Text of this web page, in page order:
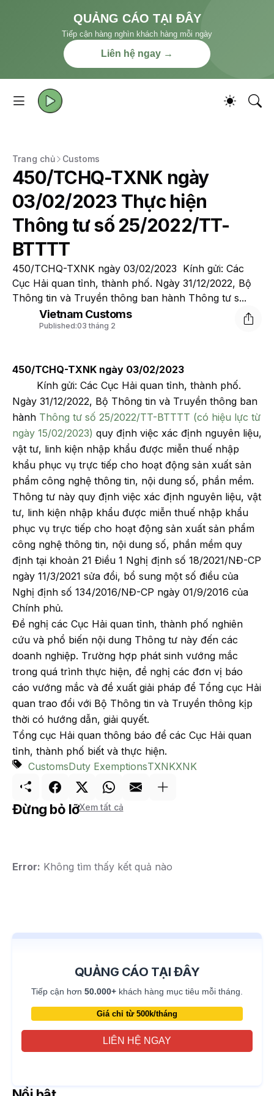
QUẢNG CÁO TẠI ĐÂY
Tiếp cận hàng nghìn khách hàng mỗi ngày
Liên hệ ngay →
Trang chủ Customs
450/TCHQ-TXNK ngày
03/02/2023 Thực hiện
Thông tư số 25/2022/TT-
BTTTT
450/TCHQ-TXNK ngày 03/02/2023 Kính gửi: Các
Cục Hải quan tỉnh, thành phố. Ngày 31/12/2022, Bộ
Thông tin và Truyền thông ban hành Thông tư s...
Vietnam Customs
Published:03 tháng 2
450/TCHQ-TXNK ngày 03/02/2023
Kính gửi: Các Cục Hải quan tỉnh, thành phố.
Ngày 31/12/2022, Bộ Thông tin và Truyền thông ban
hành Thông tư số 25/2022/TT-BTTTT (có hiệu lực từ
ngày 15/02/2023) quy định việc xác định nguyên liệu,
vật tư, linh kiện nhập khẩu được miễn thuế nhập
khẩu phục vụ trực tiếp cho hoạt động sản xuất sản
phẩm công nghệ thông tin, nội dung số, phần mềm.
Thông tư này quy định việc xác định nguyên liệu, vật
tư, linh kiện nhập khẩu được miễn thuế nhập khẩu
phục vụ trực tiếp cho hoạt động sản xuất sản phẩm
công nghệ thông tin, nội dung số, phần mềm quy
định tại khoản 21 Điều 1 Nghị định số 18/2021/NĐ-CP
ngày 11/3/2021 sửa đổi, bổ sung một số điều của
Nghị định số 134/2016/NĐ-CP ngày 01/9/2016 của
Chính phủ.
Đề nghị các Cục Hải quan tỉnh, thành phố nghiên
cứu và phổ biến nội dung Thông tư này đến các
doanh nghiệp. Trường hợp phát sinh vướng mắc
trong quá trình thực hiện, đề nghị các đơn vị báo
cáo vướng mắc và đề xuất giải pháp để Tổng cục Hải
quan trao đổi với Bộ Thông tin và Truyền thông kịp
thời có hướng dẫn, giải quyết.
Tổng cục Hải quan thông báo để các Cục Hải quan
tỉnh, thành phố biết và thực hiện.
CustomsDuty ExemptionsTXNKXNK
Đừng bỏ lỡXem tất cả
Error: Không tìm thấy kết quả nào
QUẢNG CÁO TẠI ĐÂY
Tiếp cận hơn 50.000+ khách hàng mục tiêu mỗi tháng.
Giá chỉ từ 500k/tháng
LIÊN HỆ NGAY